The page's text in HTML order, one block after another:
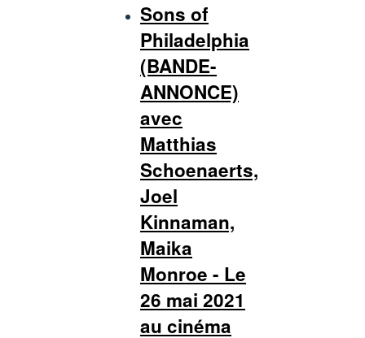
Sons of
Philadelphia
(BANDE-
ANNONCE)
avec
Matthias
Schoenaerts,
Joel
Kinnaman,
Maika
Monroe - Le
26 mai 2021
au cinéma